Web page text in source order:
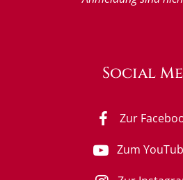
Social
Zur
Zum